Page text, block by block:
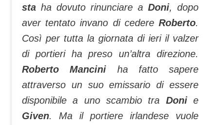
sta ha dovuto rinunciare a Doni, dopo
aver tentato invano di cedere Roberto.
Così per tutta la giornata di ieri il val­zer
di portieri ha preso un’altra dire­zione.
Roberto Mancini ha fatto sapere
attraverso un suo emissario di essere
disponibile a uno scambio tra Donie
Given. Ma il portiere irlandese vuole